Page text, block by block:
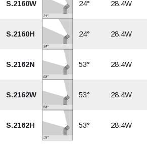
S.2160W 24° 28.4W
S.2160H 24° 28.4W
S.2162N 53° 28.4W
S.2162W 53° 28.4W
S.2162H 53° 28.4W